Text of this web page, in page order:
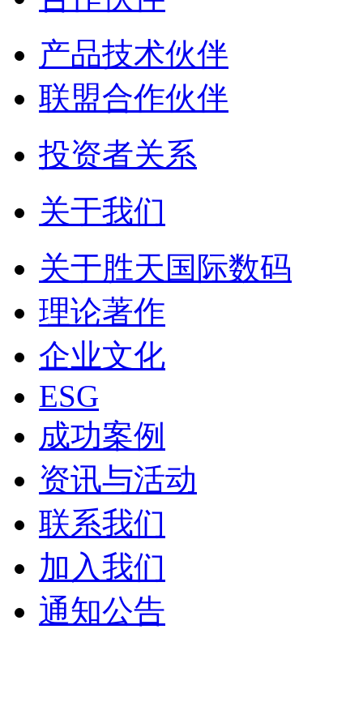
产品技术伙伴
联盟合作伙伴
投资者关系
关于我们
关于胜天国际数码
理论著作
企业文化
ESG
成功案例
资讯与活动
联系我们
加入我们
通知公告